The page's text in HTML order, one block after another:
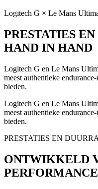
Logitech G × Le Mans
PRESTATIES
HAND IN HAND
Logitech G en Le Mans
meest authentieke
bieden.
Logitech G en Le Mans
meest authentieke
bieden.
PRESTATIES EN
ONTWIKKELD
PERFORMANCE